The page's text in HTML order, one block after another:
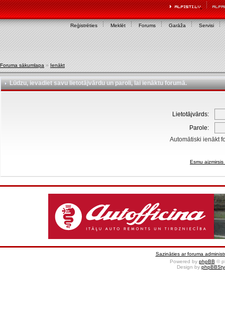
Reģistrēties Meklēt Forums Garāža Servisi
Foruma sākumlapa » Ienākt
Lūdzu, ievadiet savu lietotājvārdu un paroli, lai ienāktu forumā.
Lietotājvārds:
Parole:
Automātiski ienākt
Esmu
Sazināties ar foruma
Powered by phpBB ©
Design by